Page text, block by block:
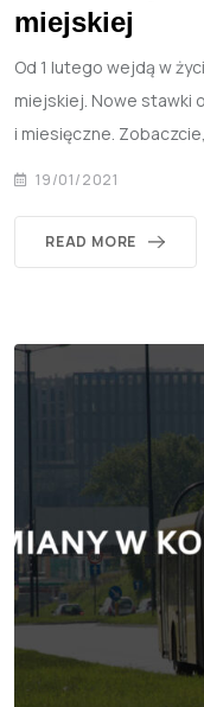
miejskiej
Od 1 lutego wejdą w
miejskiej. Nowe stawki
i miesięczne.
19/01/2021
READ MORE